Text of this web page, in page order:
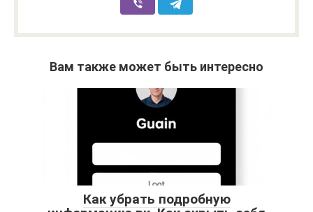
Вам также может быть интересно
Как убрать подробную